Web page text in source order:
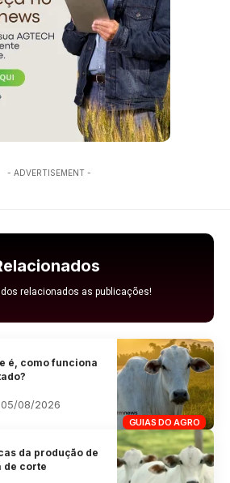
- ADVERTISEMENT -
relacionados as publicações!
GUIAS DO AGRO
é, como funciona
05/08/2026
da produção de
de corte